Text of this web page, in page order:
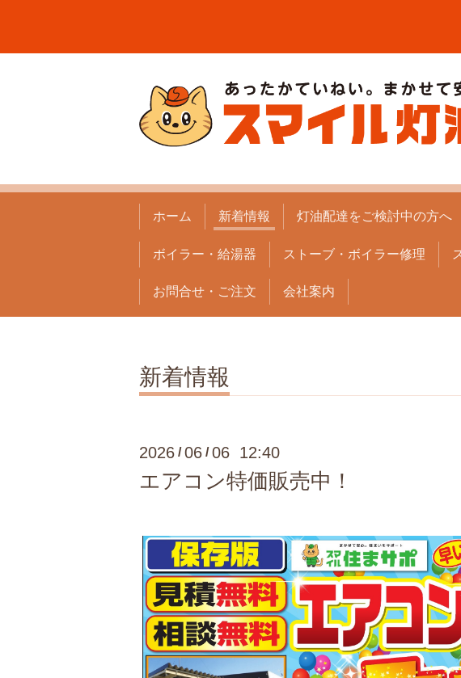
ホーム 新着情報 灯油配達をご検討中の方へ
ボイラー・給湯器 ストーブ・ボイラー修理
お問合せ・ご注文 会社案内
新着情報
2026 /06 /06 12:40
エアコン特価販売中！